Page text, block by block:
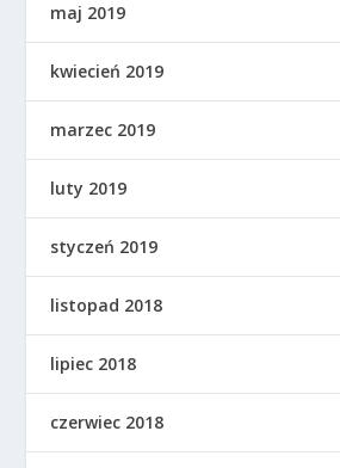
maj 2019
kwiecień 2019
marzec 2019
luty 2019
styczeń 2019
listopad 2018
lipiec 2018
czerwiec 2018